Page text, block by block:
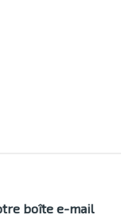
boîte e-mail